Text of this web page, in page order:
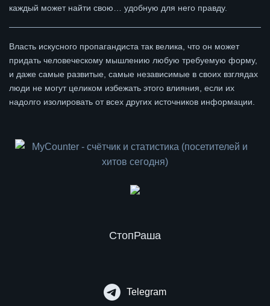
каждый может найти свою… удобную для него правду.
Власть искусного пропагандиста так велика, что он может
придать человеческому мышлению любую требуемую форму,
и даже самые развитые, самые независимые в своих взглядах
люди не могут целиком избежать этого влияния, если их
надолго изолировать от всех других источников информации.
СтопРаша
Telegram